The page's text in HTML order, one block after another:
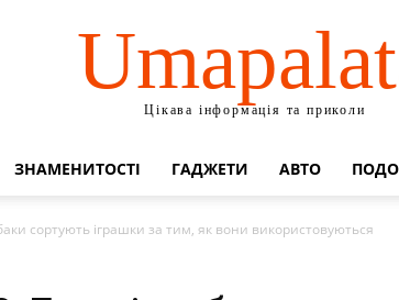
Цікава інформація та приколи
ЗНАМЕНИТОСТІ ГАДЖЕТИ АВТО
сортують іграшки за тим, як вони використовуються